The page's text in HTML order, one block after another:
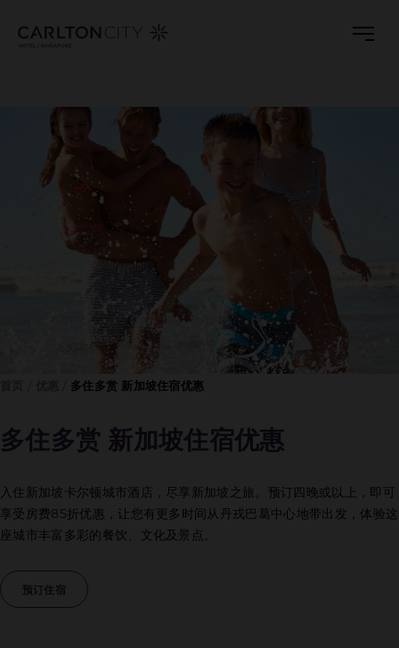
多住多赏 新加坡住宿优惠
多住多赏 新加坡住宿优惠
入住新加坡卡尔顿城市酒店，尽享新加坡之旅。预订四晚或以上，即可
享受房费85折优惠，让您有更多时间从丹戎巴葛中心地带出发，体验这
座城市丰富多彩的餐饮、文化及景点。
预订住宿